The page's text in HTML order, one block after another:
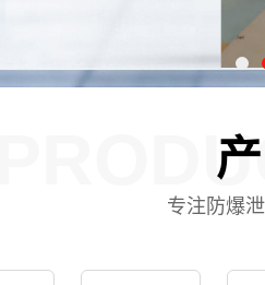
专注防爆